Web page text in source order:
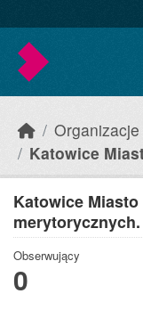
Organizacje
Katowice
Katowice
merytorycznych.
Obserwujący
0